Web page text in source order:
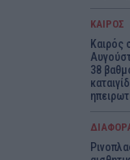
ΚΑΙΡΟΣ
Καιρός
38